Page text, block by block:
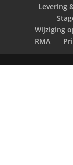
Levering
Wijziging
RMA